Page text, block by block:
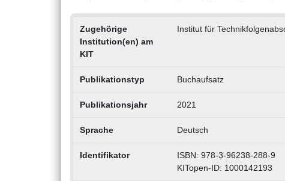
Zugehörige
Institution(en) am
KIT
Institut für
Publikationstyp Buchaufsatz
Publikationsjahr 2021
Sprache Deutsch
Identifikator
ISBN: 978-3-96238-288-9
KITopen-ID: 1000142193